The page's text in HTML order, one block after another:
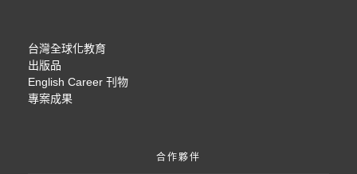
台灣全球化教育
出版品
English Career 刊物
專案成果
合作夥伴